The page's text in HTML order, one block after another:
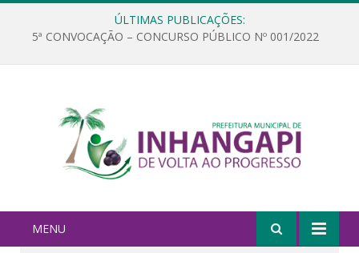
ÚLTIMAS PUBLICAÇÕES:
5ª CONVOCAÇÃO – CONCURSO PÚBLICO Nº 001/2022
MENU